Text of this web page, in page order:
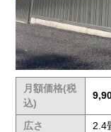
月額価格(税
込)
広さ
2.4